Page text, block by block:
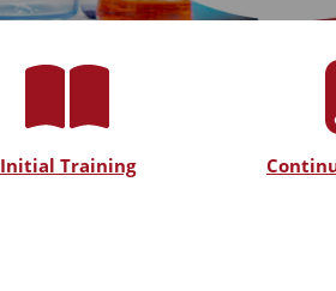
Initial Training